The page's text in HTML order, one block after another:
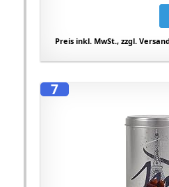
Preis inkl. MwSt., zzgl.
7